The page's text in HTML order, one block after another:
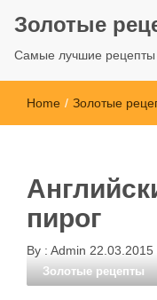
Золотые
Самые лучшие рецепты
Home / Золотые
пирог
By : Admin 22.03.2015
Золотые рецепты